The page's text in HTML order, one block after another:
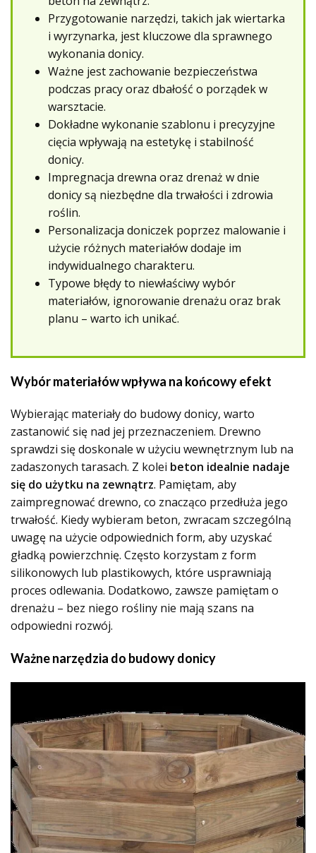
Przygotowanie narzędzi, takich jak wiertarka
i wyrzynarka, jest kluczowe dla sprawnego
wykonania donicy.
Ważne jest zachowanie bezpieczeństwa
podczas pracy oraz dbałość o porządek w
warsztacie.
Dokładne wykonanie szablonu i precyzyjne
cięcia wpływają na estetykę i stabilność
donicy.
Impregnacja drewna oraz drenaż w dnie
donicy są niezbędne dla trwałości i zdrowia
roślin.
Personalizacja doniczek poprzez malowanie i
użycie różnych materiałów dodaje im
indywidualnego charakteru.
Typowe błędy to niewłaściwy wybór
materiałów, ignorowanie drenażu oraz brak
planu – warto ich unikać.
Wybór materiałów wpływa na końcowy efekt
Wybierając materiały do budowy donicy, warto
zastanowić się nad jej przeznaczeniem. Drewno
sprawdzi się doskonale w użyciu wewnętrznym lub na
zadaszonych tarasach. Z kolei beton idealnie nadaje
się do użytku na zewnątrz. Pamiętam, aby
zaimpregnować drewno, co znacząco przedłuża jego
trwałość. Kiedy wybieram beton, zwracam szczególną
uwagę na użycie odpowiednich form, aby uzyskać
gładką powierzchnię. Często korzystam z form
silikonowych lub plastikowych, które usprawniają
proces odlewania. Dodatkowo, zawsze pamiętam o
drenażu – bez niego rośliny nie mają szans na
odpowiedni rozwój.
Ważne narzędzia do budowy donicy